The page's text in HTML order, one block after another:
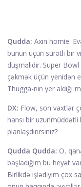
Qudda: Axın homie.
bunun üçün sürətli bir
düşməlidir. Super
çəkmək üçün yenidən
Thugga-nın yer aldığı
DX: Flow, son vaxtlar
hansı bir uzunmüddətli
planlaşdırırsınız?
Qudda Qudda: O,
başladığım bu heyət
Birlikdə işlədiyim çox